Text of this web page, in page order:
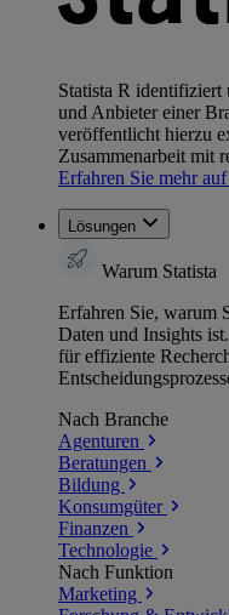
Statista R identifiziert
und Anbieter einer
veröffentlicht hierzu
Zusammenarbeit mit
Erfahren Sie mehr
Lösungen
Warum Statista
Erfahren Sie, warum
Daten und Insights
für effiziente
Nach Branche
Agenturen
Beratungen
Bildung
Konsumgüter
Finanzen
Technologie
Nach Funktion
Marketing